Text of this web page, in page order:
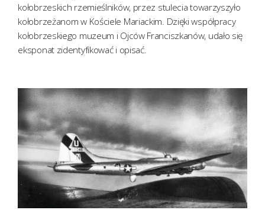
kołobrzeskich rzemieślników, przez stulecia towarzyszyło
kołobrzeżanom w Kościele Mariackim. Dzięki współpracy
kołobrzeskiego muzeum i Ojców Franciszkanów, udało się
eksponat zidentyfikować i opisać.